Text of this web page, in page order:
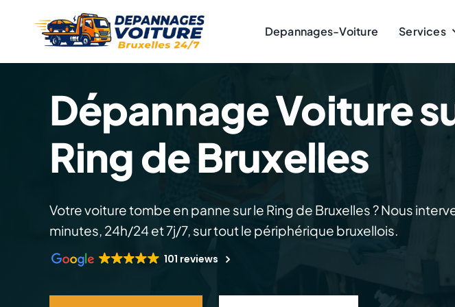
Depannages-Voiture Services
Dépannage Voiture
Ring de Bruxelles
Votre voiture tombe en panne sur le Ring de Bruxelles ? Nous
minutes, 24h/24 et 7j/7, sur tout le périphérique bruxellois.
101 reviews